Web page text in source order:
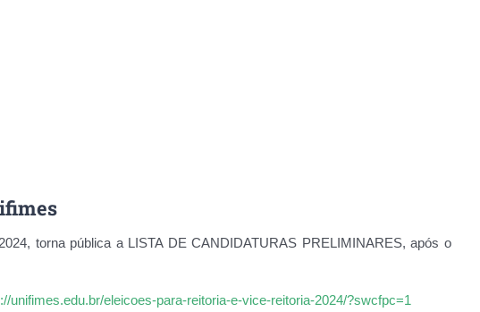
torna pública a LISTA DE CANDIDATURAS PRELIMINARES, após o
unifimes.edu.br/eleicoes-para-reitoria-e-vice-reitoria-2024/?swcfpc=1